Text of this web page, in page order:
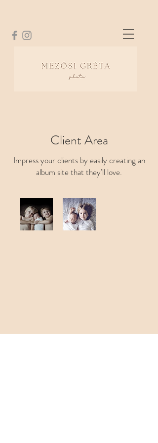
fotózás
családi fotózás
eskuvo fotozas
újszülött fotózás
Mezősi Gréta
Client Area
Impress your clients by easily creating an
album site that they'll love.